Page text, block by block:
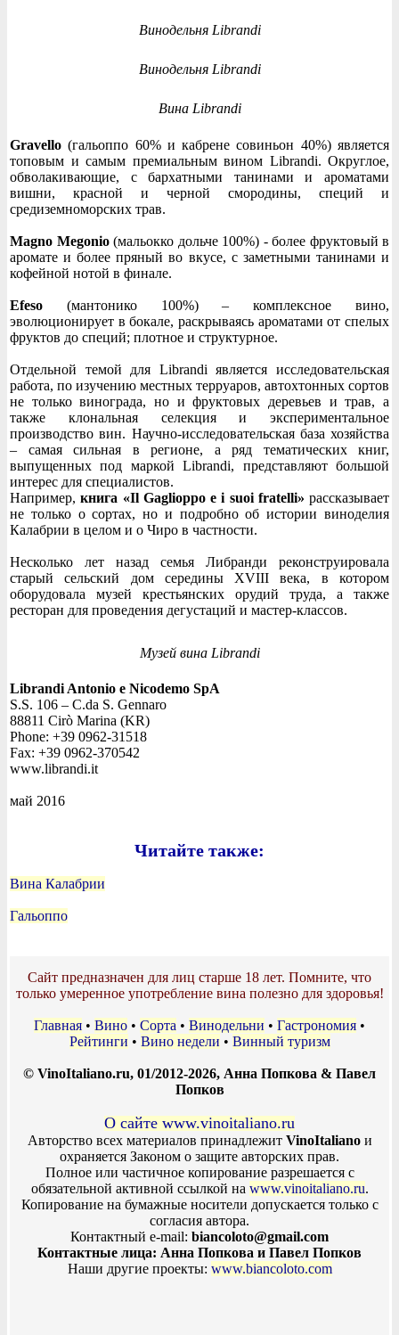
Винодельня Librandi
Винодельня Librandi
Вина Librandi
Gravello (гальоппо 60% и кабрене совиньон 40%) является
топовым и самым премиальным вином Librandi. Округлое,
обволакивающие, с бархатными танинами и ароматами
вишни, красной и черной смородины, специй и
средиземноморских трав.
Magno Megonio(мальокко дольче 100%) - более фруктовый в
аромате и более пряный во вкусе, с заметными танинами и
кофейной нотой в финале.
Efeso (мантонико 100%) – комплексное вино,
эволюционирует в бокале, раскрываясь ароматами от спелых
фруктов до специй; плотное и структурное.
Отдельной темой для Librandi является исследовательская
работа, по изучению местных терруаров, автохтонных сортов
не только винограда, но и фруктовых деревьев и трав, а
также клональная селекция и экспериментальное
производство вин. Научно-исследовательская база хозяйства
– самая сильная в регионе, а ряд тематических книг,
выпущенных под маркой Librandi, представляют большой
интерес для специалистов.
Например,книга «Il Gaglioppo e i suoi fratelli» рассказывает
не только о сортах, но и подробно об истории виноделия
Калабрии в целом и о Чиро в частности.
Несколько лет назад семья Либранди реконструировала
старый сельский дом середины XVIII века, в котором
оборудовала музей крестьянских орудий труда, а также
ресторан для проведения дегустаций и мастер-классов.
Музей вина Librandi
Librandi Antonio e Nicodemo SpA
S.S. 106 – C.da S. Gennaro
88811 Cirò Marina (KR)
Phone: +39 0962-31518
Fax: +39 0962-370542
www.librandi.it
май 2016
Читайте также:
Вина Калабрии
Гальоппо
Сайт предназначен для лиц старше 18 лет. Помните, что
только умеренное употребление вина полезно для здоровья!
Главная • Вино • Сорта • Винодельни • Гастрономия •
Рейтинги • Вино недели • Винный туризм
© VinoItaliano.ru, 01/2012-2026, Анна Попкова & Павел
Попков
О сайте www.vinoitaliano.ru
Авторство всех материалов принадлежит VinoItalianoи
охраняется Законом о защите авторских прав.
Полное или частичное копирование разрешается с
обязательной активной ссылкой на www.vinoitaliano.ru.
Копирование на бумажные носители допускается только с
согласия автора.
Контактный e-mail: biancoloto@gmail.com
Контактные лица: Анна Попкова и Павел Попков
Наши другие проекты: www.biancoloto.com